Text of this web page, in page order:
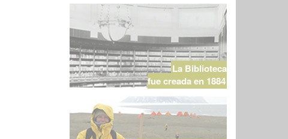
La Biblioteca
fue creada en 1884